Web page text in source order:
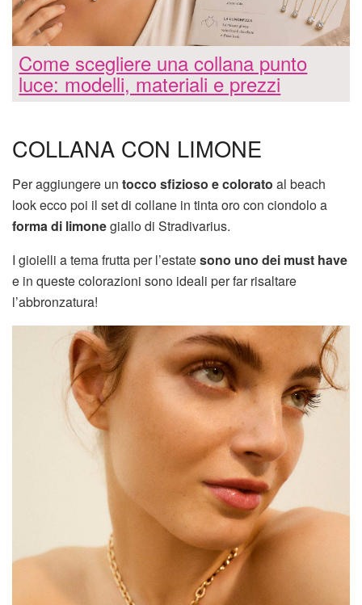
Come scegliere una collana punto
luce: modelli, materiali e prezzi
COLLANA CON LIMONE
Per aggiungere un tocco sfizioso e colorato al beach
look ecco poi il set di collane in tinta oro con ciondolo a
forma di limonegiallo di Stradivarius.
I gioielli a tema frutta per l’estatesono uno dei must have
e in queste colorazioni sono ideali per far risaltare
l’abbronzatura!